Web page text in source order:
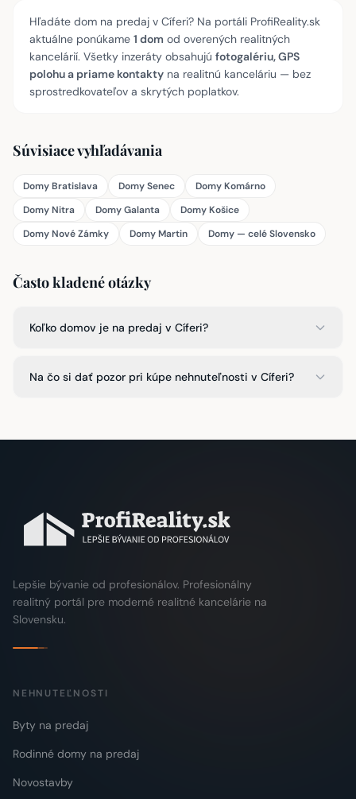
Hľadáte dom na predaj v Cíferi? Na portáli ProfiReality.sk
aktuálne ponúkame 1 dom od overených realitných
kancelárií. Všetky inzeráty obsahujú fotogalériu, GPS
polohu a priame kontakty na realitnú kanceláriu — bez
sprostredkovateľov a skrytých poplatkov.
Súvisiace vyhľadávania
Domy Bratislava Domy Senec
Domy Komárno
Domy Nitra
Domy Galanta
Domy Košice
Domy Nové Zámky
Domy Martin Domy — celé Slovensko
Často kladené otázky
Koľko domov je na predaj v Cíferi?
Na čo si dať pozor pri kúpe nehnuteľnosti v Cíferi?
Lepšie bývanie od profesionálov. Profesionálny
realitný portál pre moderné realitné kancelárie na
Slovensku.
NEHNUTEĽNOSTI
Byty na predaj
Rodinné domy na predaj
Novostavby